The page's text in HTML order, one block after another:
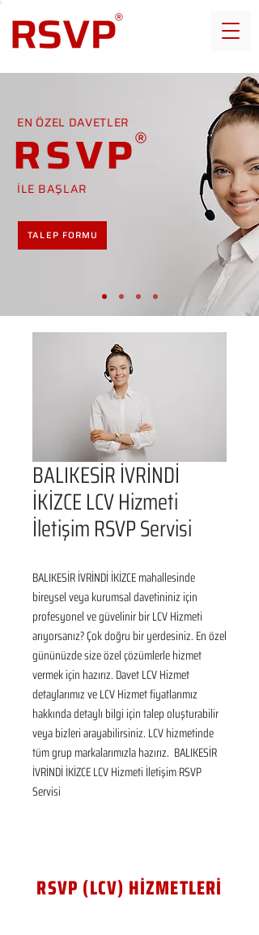
EN ÖZEL DAVETLER
RSVP
İLE BAŞLAR
TALEP FORMU
BALIKESİR İVRİNDİ
İKİZCE LCV Hizmeti
İletişim RSVP Servisi
BALIKESİR İVRİNDİ İKİZCE mahallesinde
bireysel veya kurumsal davetininiz için
profesyonel ve güvelinir bir LCV Hizmeti
arıyorsanız? Çok doğru bir yerdesiniz. En özel
gününüzde size özel çözümlerle hizmet
vermek için hazırız. Davet LCV Hizmet
detaylarımız ve LCV Hizmet fiyatlarımız
hakkında detaylı bilgi için talep oluşturabilir
veya bizleri arayabilirsiniz. LCV hizmetinde
tüm grup markalarımızla hazırız.  BALIKESİR
İVRİNDİ İKİZCE LCV Hizmeti İletişim RSVP
Servisi
RSVP (LCV) HİZMETLERİ